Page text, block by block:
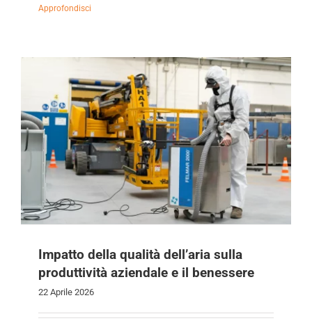
Impatto della qualità dell’aria sulla
produttività aziendale e il benessere
22 Aprile 2026